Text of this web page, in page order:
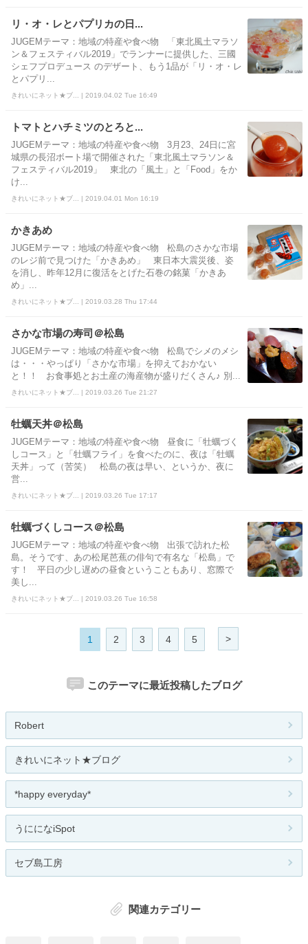
リ・オ・レとパプリカの日...
JUGEMテーマ：地域の特産や食べ物 「東北風土マラソ
ン＆フェスティバル2019」でランナーに提供した、三國
シェフプロデュース のデザート、もう1品が「リ・オ・レ
とパプリ...
きれいにネット★ブ... | 2019.04.02 Tue 16:49
トマトとハチミツのとろと...
JUGEMテーマ：地域の特産や食べ物 3月23、24日に宮
城県の長沼ボート場で開催された「東北風土マラソン＆
フェスティバル2019」 東北の「風土」と「Food」をか
け...
きれいにネット★ブ... | 2019.04.01 Mon 16:19
かきあめ
JUGEMテーマ：地域の特産や食べ物 松島のさかな市場
のレジ前で見つけた「かきあめ」 東日本大震災後、姿
を消し、昨年12月に復活をとげた石巻の銘菓「かきあ
め」...
きれいにネット★ブ... | 2019.03.28 Thu 17:44
さかな市場の寿司＠松島
JUGEMテーマ：地域の特産や食べ物 松島でシメのメシ
は・・・やっぱり「さかな市場」を抑えておかない
と！！ お食事処とお土産の海産物が盛りだくさん♪ 別...
きれいにネット★ブ... | 2019.03.26 Tue 21:27
牡蠣天丼＠松島
JUGEMテーマ：地域の特産や食べ物 昼食に「牡蠣づく
しコース」と「牡蠣フライ」を食べたのに、夜は「牡蠣
天丼」って（苦笑） 松島の夜は早い、というか、夜に
営...
きれいにネット★ブ... | 2019.03.26 Tue 17:17
牡蠣づくしコース＠松島
JUGEMテーマ：地域の特産や食べ物 出張で訪れた松
島。そうです、あの松尾芭蕉の俳句で有名な「松島」で
す！ 平日の少し遅めの昼食ということもあり、窓際で
美し...
きれいにネット★ブ... | 2019.03.26 Tue 16:58
1 2 3 4 5 >
このテーマに最近投稿したブログ
Robert
きれいにネット★ブログ
*happy everyday*
うにになiSpot
セブ島工房
関連カテゴリー